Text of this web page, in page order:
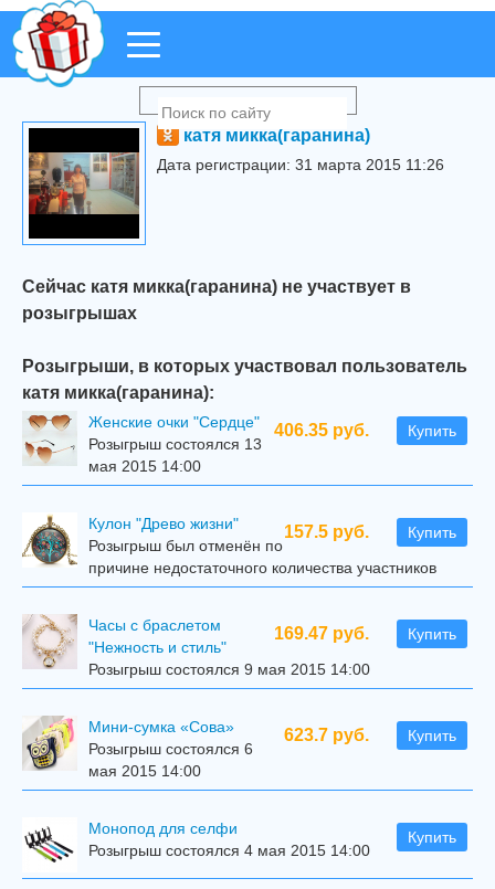
катя микка(гаранина)
Дата регистрации: 31 марта 2015 11:26
Сейчас катя микка(гаранина) не участвует в
розыгрышах
Розыгрыши, в которых участвовал пользователь
катя микка(гаранина):
406.35 руб. Купить
Женские очки "Сердце"
Розыгрыш состоялся 13
мая 2015 14:00
157.5 руб. Купить
Кулон "Древо жизни"
Розыгрыш был отменён по
причине недостаточного количества участников
169.47 руб. Купить
Часы с браслетом
"Нежность и стиль"
Розыгрыш состоялся 9 мая 2015 14:00
623.7 руб. Купить
Мини-сумка «Сова»
Розыгрыш состоялся 6
мая 2015 14:00
Купить
Mонопод для селфи
Розыгрыш состоялся 4 мая 2015 14:00